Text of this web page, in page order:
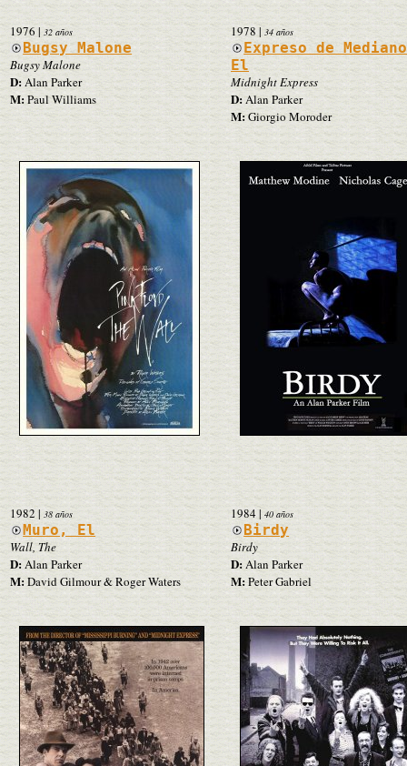
1976 | 32 años
Bugsy Malone
Bugsy Malone
D:Alan Parker
M:Paul Williams
1978 | 34 años
Expreso de
El
Midnight Express
D:Alan Parker
M:Giorgio Moroder
1982 | 38 años
Muro, El
Wall, The
D:Alan Parker
M: David Gilmour & Roger Waters
1984| 40 años
Birdy
Birdy
D:Alan Parker
M:Peter Gabriel